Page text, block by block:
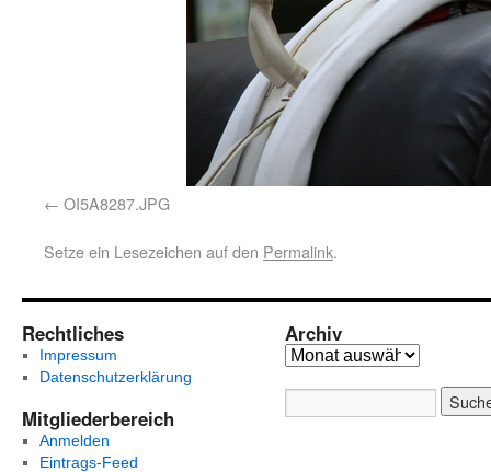
OI5A8287.JPG
Setze ein Lesezeichen auf den Permalink.
Rechtliches
Impressum
Datenschutzerklärung
Mitgliederbereich
Anmelden
Eintrags-Feed
Archiv